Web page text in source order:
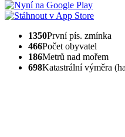
1350První pís. zmínka
466Počet obyvatel
186Metrů nad mořem
698Katastrální výměra